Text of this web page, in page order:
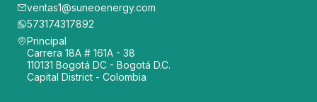
ventas1@suneoenergy.com
573174317892
Principal
Carrera 18A # 161A - 38
110131 Bogotá DC - Bogotá D.C.
Capital District - Colombia